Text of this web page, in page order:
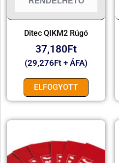
Ditec QIKM2 Rúgó
37,180Ft
(29,276Ft + ÁFA)
ELFOGYOTT